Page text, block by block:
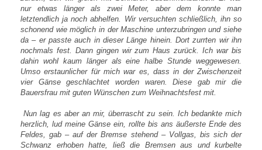
nur etwas länger als zwei Meter, aber dem konnte man
letztendlich ja noch abhelfen. Wir versuchten schließlich, ihn so
schonend wie möglich in der Maschine unterzubringen und siehe
da – er passte auch in dieser Länge hinein. Dort zurrten wir ihn
nochmals fest. Dann gingen wir zum Haus zurück. Ich war bis
dahin wohl kaum länger als eine halbe Stunde weggewesen.
Umso erstaunlicher für mich war es, dass in der Zwischenzeit
vier Gänse geschlachtet worden waren. Diese gab mir die
Bauersfrau mit guten Wünschen zum Weihnachtsfest mit.
Nun lag es aber an mir, überrascht zu sein. Ich bedankte mich
herzlich, lud meine Gänse ein, rollte bis ans äußerste Ende des
Feldes, gab – auf der Bremse stehend – Vollgas, bis sich der
Schwanz erhoben hatte, ließ die Bremsen aus und kurbelte